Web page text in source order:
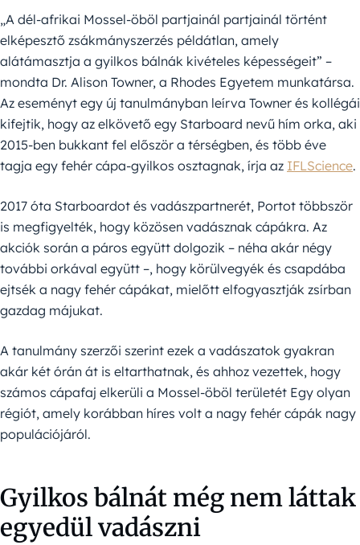
„A dél-afrikai Mossel-öböl partjainál partjainál történt
elképesztő zsákmányszerzés példátlan, amely
alátámasztja a gyilkos bálnák kivételes képességeit” –
mondta Dr. Alison Towner, a Rhodes Egyetem munkatársa.
Az eseményt egy új tanulmányban leírva Towner és kollégái
kifejtik, hogy az elkövető egy Starboard nevű hím orka, aki
2015-ben bukkant fel először a térségben, és több éve
tagja egy fehér cápa-gyilkos osztagnak, írja az IFLScience.
2017 óta Starboardot és vadászpartnerét, Portot többször
is megfigyelték, hogy közösen vadásznak cápákra. Az
akciók során a páros együtt dolgozik – néha akár négy
további orkával együtt –, hogy körülvegyék és csapdába
ejtsék a nagy fehér cápákat, mielőtt elfogyasztják zsírban
gazdag májukat.
A tanulmány szerzői szerint ezek a vadászatok gyakran
akár két órán át is eltarthatnak, és ahhoz vezettek, hogy
számos cápafaj elkerüli a Mossel-öböl területét Egy olyan
régiót, amely korábban híres volt a nagy fehér cápák nagy
populációjáról.
Gyilkos bálnát még nem láttak
egyedül vadászni